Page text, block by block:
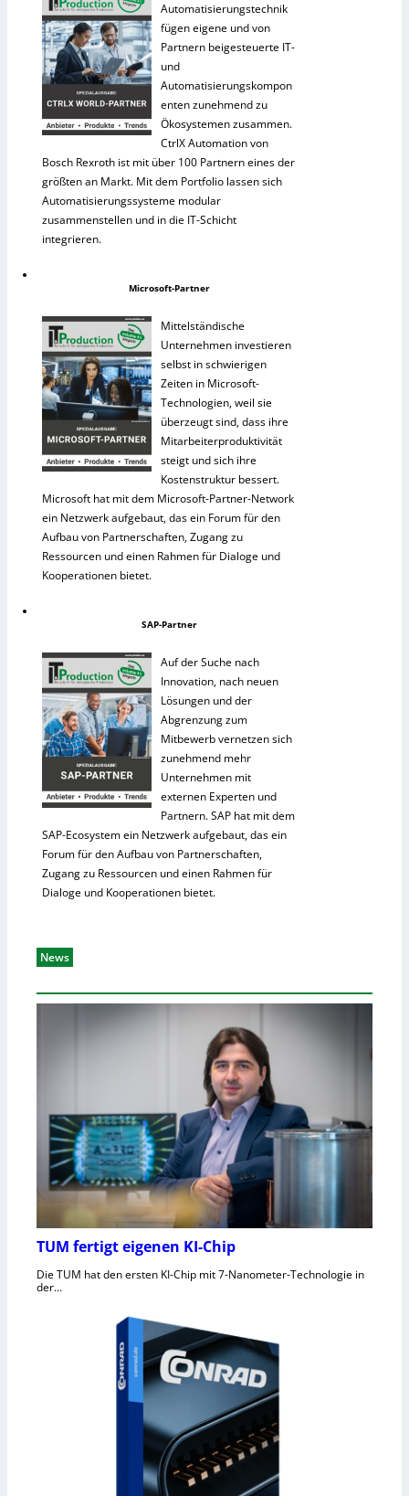
Automatisierungstechnik
fügen eigene und von
Partnern beigesteuerte IT-
und
Automatisierungskompon
enten zunehmend zu
Ökosystemen zusammen.
CtrlX Automation von
Bosch Rexroth ist mit über 100 Partnern eines der
größten an Markt. Mit dem Portfolio lassen sich
Automatisierungssysteme modular
zusammenstellen und in die IT-Schicht
integrieren.
Microsoft-Partner
Mittelständische
Unternehmen investieren
selbst in schwierigen
Zeiten in Microsoft-
Technologien, weil sie
überzeugt sind, dass ihre
Mitarbeiterproduktivität
steigt und sich ihre
Kostenstruktur bessert.
Microsoft hat mit dem Microsoft-Partner-Network
ein Netzwerk aufgebaut, das ein Forum für den
Aufbau von Partnerschaften, Zugang zu
Ressourcen und einen Rahmen für Dialoge und
Kooperationen bietet.
SAP-Partner
Auf der Suche nach
Innovation, nach neuen
Lösungen und der
Abgrenzung zum
Mitbewerb vernetzen sich
zunehmend mehr
Unternehmen mit
externen Experten und
Partnern. SAP hat mit dem
SAP-Ecosystem ein Netzwerk aufgebaut, das ein
Forum für den Aufbau von Partnerschaften,
Zugang zu Ressourcen und einen Rahmen für
Dialoge und Kooperationen bietet.
News
TUM fertigt eigenen KI-Chip
Die TUM hat den ersten KI-Chip mit 7-Nanometer-Technologie in
der…